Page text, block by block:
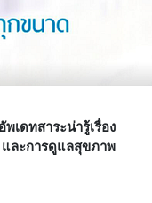
เดทสาระน่ารู้เรื่อง
และการดูแลสุขภาพ